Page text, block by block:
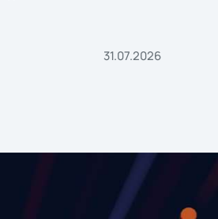
31.07.2026